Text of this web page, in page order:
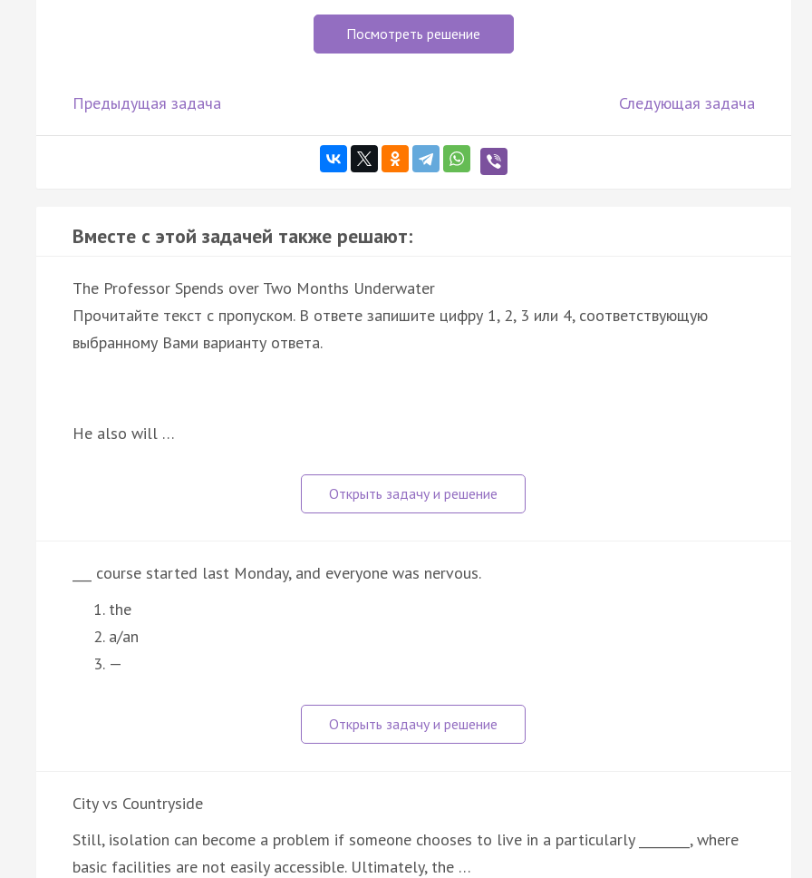
Посмотреть решение
Предыдущая задача Следующая задача
Вместе с этой задачей также решают:
The Professor Spends over Two Months Underwater
Прочитайте текст с пропуском. В ответе запишите цифру 1, 2, 3 или 4, соответствующую
выбранному Вами варианту ответа.
He also will …
___ course started last Monday, and everyone was nervous.
the
a/an
—
City vs Countryside
Still, isolation can become a problem if someone chooses to live in a particularly ________, where
basic facilities are not easily accessible. Ultimately, the …